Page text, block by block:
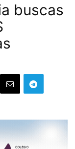
buscas